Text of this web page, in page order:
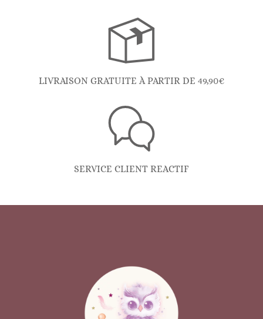
LIVRAISON GRATUITE À PARTIR DE 49,90€
SERVICE CLIENT REACTIF